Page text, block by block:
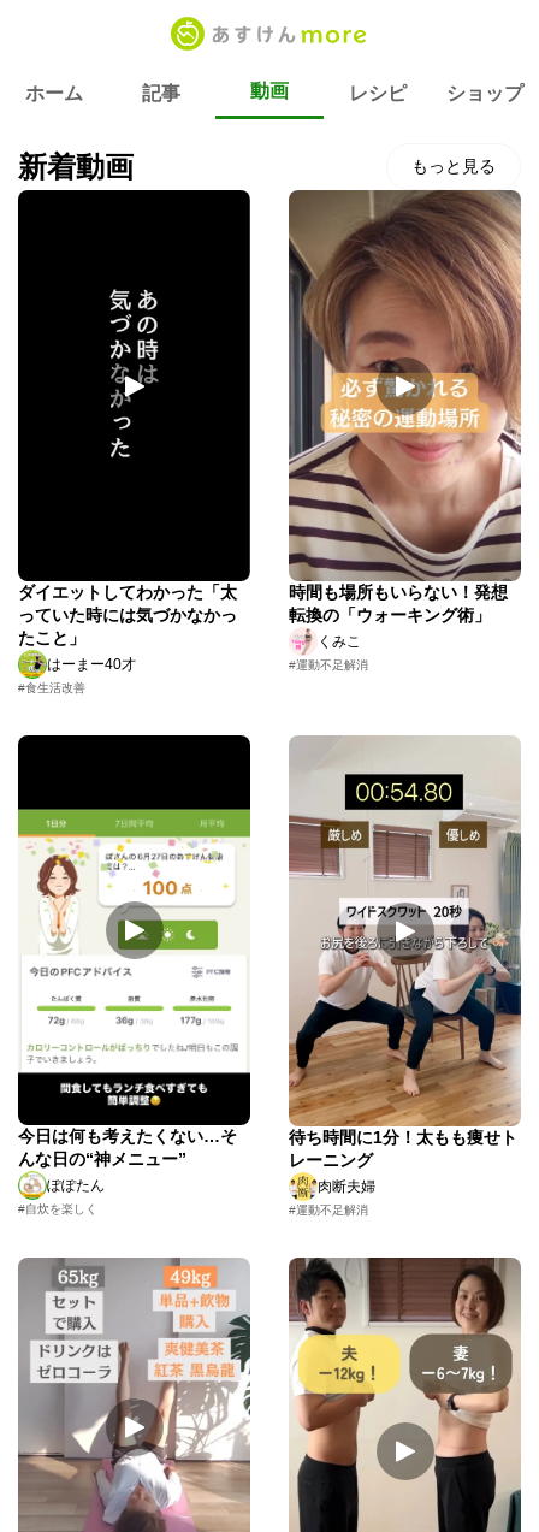
ホーム 記事 動画 レシピ ショップ
動画一覧
新着動画 もっと見る
ダイエットしてわかった「太
っていた時には気づかなかっ
たこと」
はーまー40才
#食生活改善
時間も場所もいらない！発想
転換の「ウォーキング術」
くみこ
#運動不足解消
今日は何も考えたくない…そ
んな日の“神メニュー”
ぽぽたん
#自炊を楽しく
待ち時間に1分！太もも痩せト
レーニング
肉断夫婦
#運動不足解消